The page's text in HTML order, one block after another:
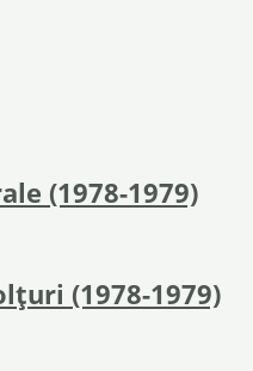
(1978-1979)
(1978-1979)